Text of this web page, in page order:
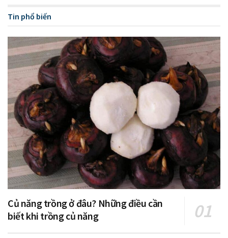
Tin phổ biến
Củ năng trồng ở đâu? Những điều cần
biết khi trồng củ năng